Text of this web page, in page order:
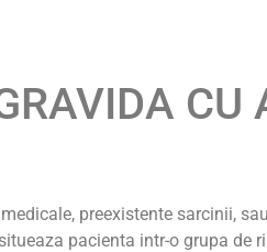
CU
preexistente sarcinii,
pacienta intr-o grupa de